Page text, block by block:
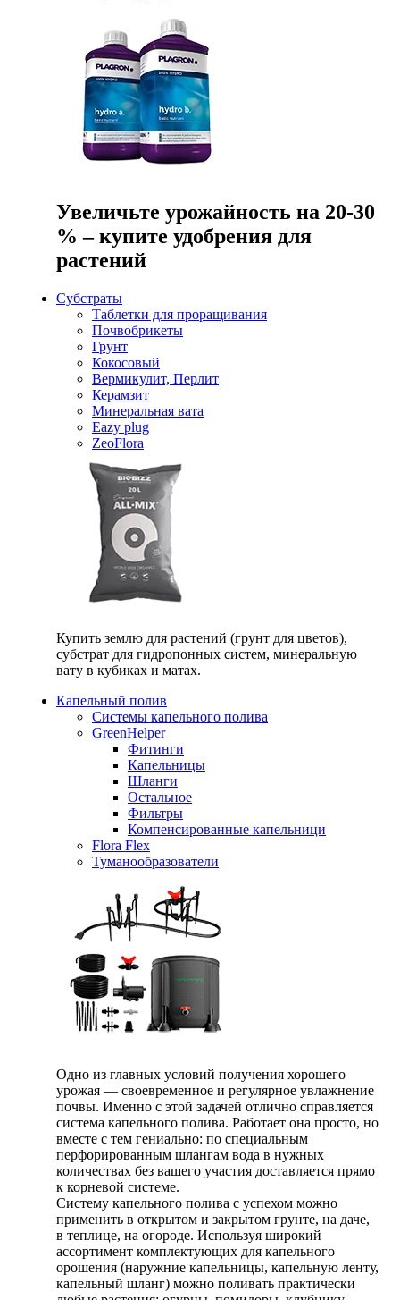
Увеличьте урожайность на 20-30
% – купите удобрения для
растений
Субстраты
Таблетки для проращивания
Почвобрикеты
Грунт
Кокосовый
Вермикулит, Перлит
Керамзит
Минеральная вата
Eazy plug
ZeoFlora
Купить землю для растений (грунт для цветов),
субстрат для гидропонных систем, минеральную
вату в кубиках и матах.
Капельный полив
Системы капельного полива
GreenHelper
Фитинги
Капельницы
Шланги
Остальное
Фильтры
Компенсированные капельници
Flora Flex
Туманообразователи
Одно из главных условий получения хорошего
урожая — своевременное и регулярное увлажнение
почвы. Именно с этой задачей отлично справляется
система капельного полива. Работает она просто, но
вместе с тем гениально: по специальным
перфорированным шлангам вода в нужных
количествах без вашего участия доставляется прямо
к корневой системе.
Систему капельного полива с успехом можно
применить в открытом и закрытом грунте, на даче,
в теплице, на огороде. Используя широкий
ассортимент комплектующих для капельного
орошения (наружние капельницы, капельную ленту,
капельный шланг) можно поливать практически